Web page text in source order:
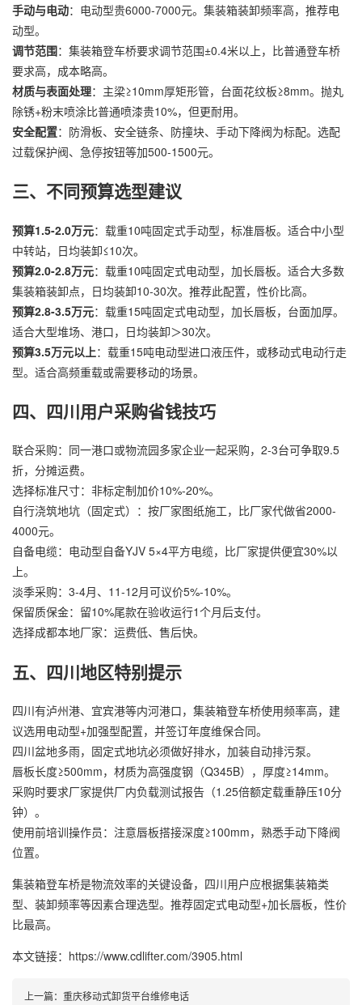
手动与电动：电动型贵6000-7000元。集装箱装卸频率高，推荐电
动型。
调节范围：集装箱登车桥要求调节范围±0.4米以上，比普通登车桥
要求高，成本略高。
材质与表面处理：主梁≥10mm厚矩形管，台面花纹板≥8mm。抛丸
除锈+粉末喷涂比普通喷漆贵10%，但更耐用。
安全配置：防滑板、安全链条、防撞块、手动下降阀为标配。选配
过载保护阀、急停按钮等加500-1500元。
三、不同预算选型建议
预算1.5-2.0万元：载重10吨固定式手动型，标准唇板。适合中小型
中转站，日均装卸≤10次。
预算2.0-2.8万元：载重10吨固定式电动型，加长唇板。适合大多数
集装箱装卸点，日均装卸10-30次。推荐此配置，性价比高。
预算2.8-3.5万元：载重15吨固定式电动型，加长唇板，台面加厚。
适合大型堆场、港口，日均装卸＞30次。
预算3.5万元以上：载重15吨电动型进口液压件，或移动式电动行走
型。适合高频重载或需要移动的场景。
四、四川用户采购省钱技巧
联合采购：同一港口或物流园多家企业一起采购，2-3台可争取9.5
折，分摊运费。
选择标准尺寸：非标定制加价10%-20%。
自行浇筑地坑（固定式）：按厂家图纸施工，比厂家代做省2000-
4000元。
自备电缆：电动型自备YJV 5×4平方电缆，比厂家提供便宜30%以
上。
淡季采购：3-4月、11-12月可议价5%-10%。
保留质保金：留10%尾款在验收运行1个月后支付。
选择成都本地厂家：运费低、售后快。
五、四川地区特别提示
四川有泸州港、宜宾港等内河港口，集装箱登车桥使用频率高，建
议选用电动型+加强型配置，并签订年度维保合同。
四川盆地多雨，固定式地坑必须做好排水，加装自动排污泵。
唇板长度≥500mm，材质为高强度钢（Q345B），厚度≥14mm。
采购时要求厂家提供厂内负载测试报告（1.25倍额定载重静压10分
钟）。
使用前培训操作员：注意唇板搭接深度≥100mm，熟悉手动下降阀
位置。
集装箱登车桥是物流效率的关键设备，四川用户应根据集装箱类
型、装卸频率等因素合理选型。推荐固定式电动型+加长唇板，性价
比最高。
本文链接：https://www.cdlifter.com/3905.html
上一篇： 重庆移动式卸货平台维修电话